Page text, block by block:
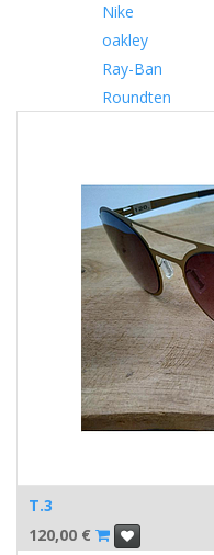
Nike
oakley
Ray-Ban
Roundten
T.3
120,00 €